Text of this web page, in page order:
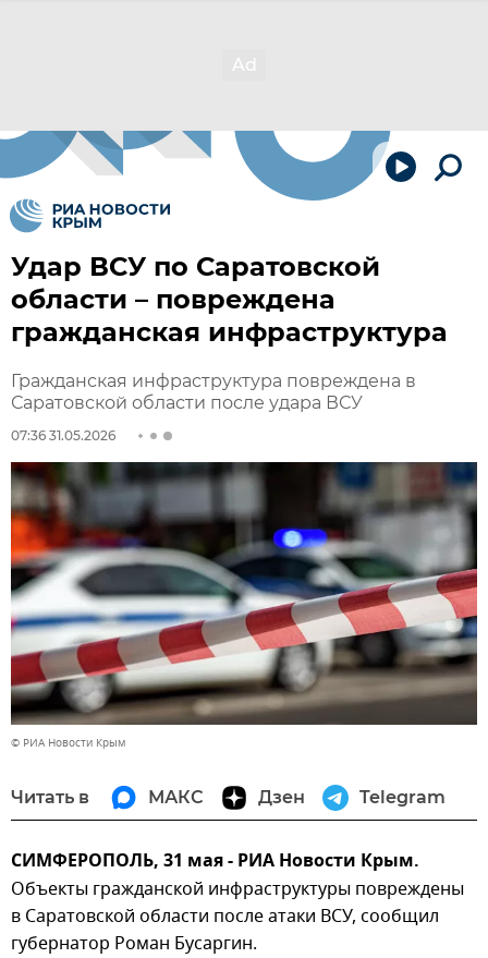
Удар ВСУ по Саратовской
области – повреждена
гражданская инфраструктура
Гражданская инфраструктура повреждена в
Саратовской области после удара ВСУ
07:36 31.05.2026
© РИА Новости Крым
Читать в МАКС Дзен Telegram
СИМФЕРОПОЛЬ, 31 мая - РИА Новости Крым.
Объекты гражданской инфраструктуры повреждены
в Саратовской области после атаки ВСУ, сообщил
губернатор Роман Бусаргин.